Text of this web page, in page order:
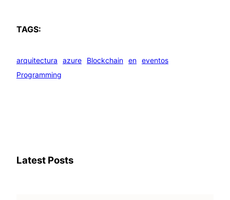
TAGS:
arquitectura azure Blockchain en eventos
Programming
Latest Posts